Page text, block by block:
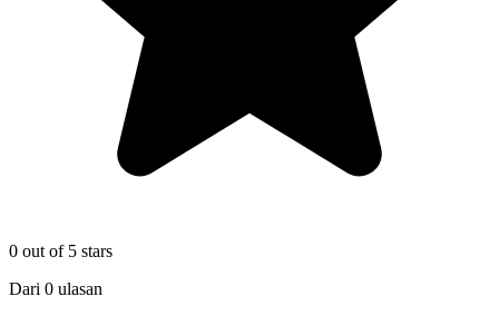
0 out of 5 stars
Dari 0 ulasan